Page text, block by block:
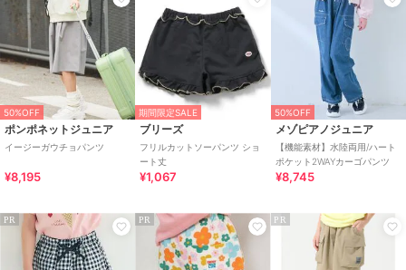
50%OFF
ポンポネットジュニア
イージーガウチョパンツ
¥8,195
期間限定SALE
ブリーズ
フリルカットソーパンツ ショ
ート丈
¥1,067
50%OFF
メゾピアノジュニア
【機能素材】水陸両用/ハート
ポケット2WAYカーゴパンツ
¥8,745
PR PR PR